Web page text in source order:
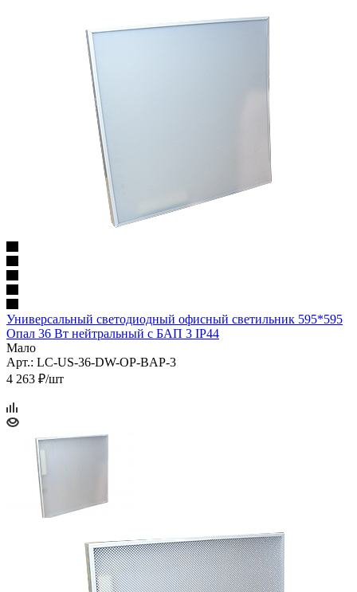
Универсальный светодиодный офисный светильник 595*595
Опал 36 Вт нейтральный с БАП 3 IP44
Мало
Арт.: LC-US-36-DW-OP-BAP-3
4 263 ₽/шт